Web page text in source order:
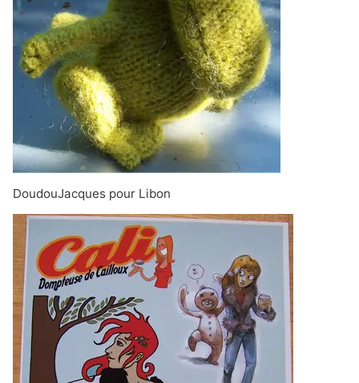
DoudouJacques pour Libon